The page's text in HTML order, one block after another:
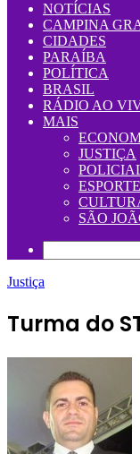
NOTÍCIAS
CAMPINA
CIDADES
PARAÍBA
POLÍTICA
BRASIL
RÁDIO AO
MAIS
JUSTIÇA
SÃO
Justiça
Turma do